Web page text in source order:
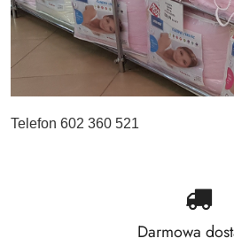
Telefon 602 360 521
Darmowa